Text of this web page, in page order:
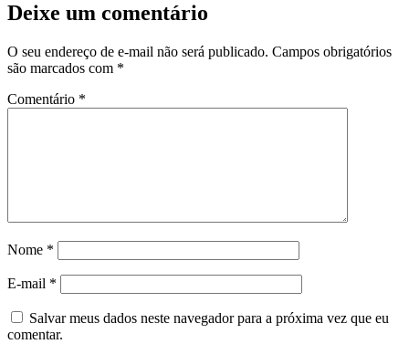
Deixe um comentário
O seu endereço de e-mail não será publicado. Campos obrigatórios
são marcados com *
Comentário *
Nome *
E-mail *
Salvar meus dados neste navegador para a próxima vez que eu
comentar.